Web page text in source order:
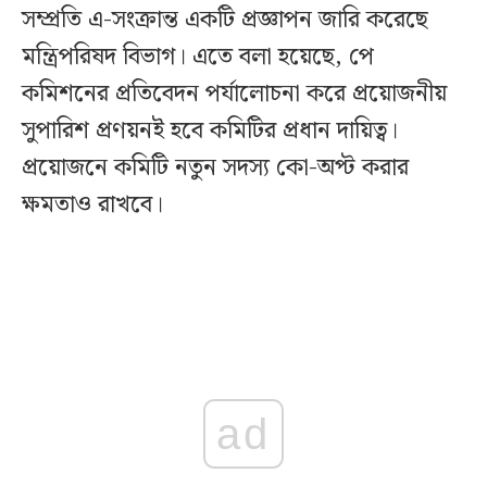
সম্প্রতি এ-সংক্রান্ত একটি প্রজ্ঞাপন জারি করেছে
মন্ত্রিপরিষদ বিভাগ। এতে বলা হয়েছে, পে
কমিশনের প্রতিবেদন পর্যালোচনা করে প্রয়োজনীয়
সুপারিশ প্রণয়নই হবে কমিটির প্রধান দায়িত্ব।
প্রয়োজনে কমিটি নতুন সদস্য কো-অপ্ট করার
ক্ষমতাও রাখবে।
ad